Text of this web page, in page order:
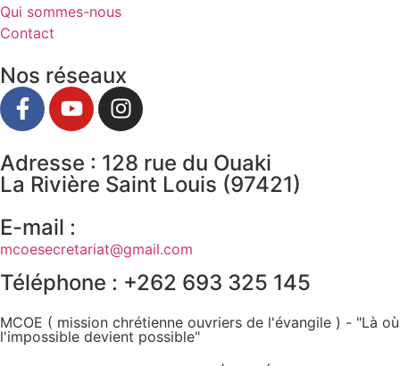
Qui sommes-nous
Contact
Nos réseaux
Adresse : 128 rue du Ouaki
La Rivière Saint Louis (97421)
E-mail :
mcoesecretariat@gmail.com
Téléphone : +262 693 325 145
MCOE ( mission chrétienne ouvriers de l'évangile ) - "Là où
l'impossible devient possible"